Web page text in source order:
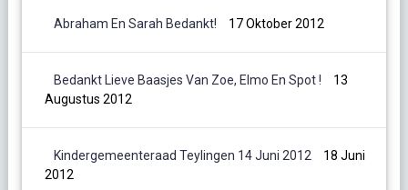
Abraham En Sarah Bedankt! 17 Oktober 2012
Bedankt Lieve Baasjes Van Zoe, Elmo En Spot !
13
Augustus 2012
Kindergemeenteraad Teylingen 14 Juni 2012
18 Juni
2012